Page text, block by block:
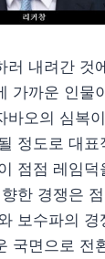
러 내려간 것
가까운 인물
바오의 심복
정도로 대
점점 레임
한 경쟁은
보수파의 경
국면으로 전